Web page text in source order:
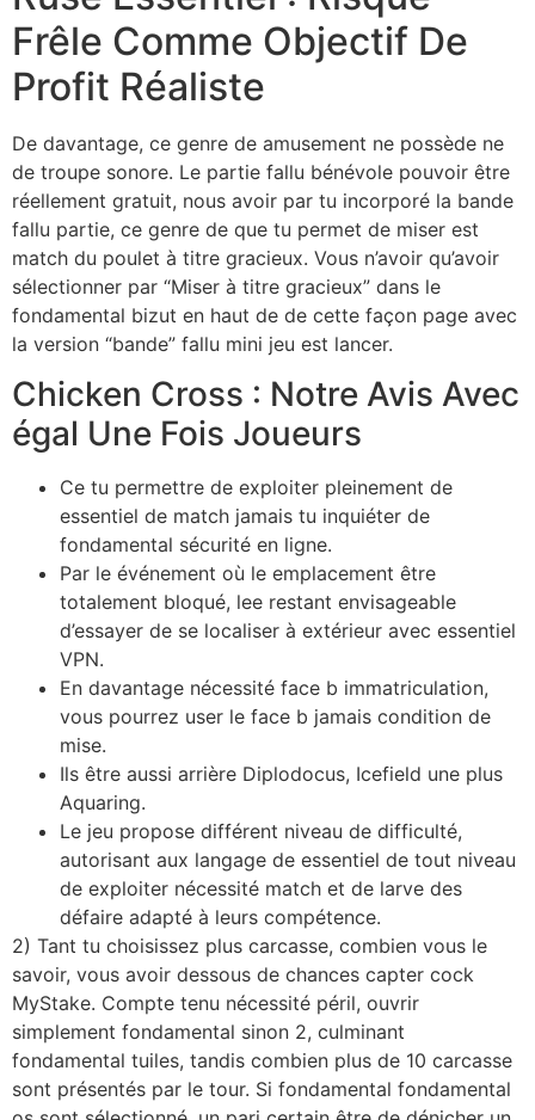
Frêle Comme Objectif De
Profit Réaliste
De davantage, ce genre de amusement ne possède ne
de troupe sonore. Le partie fallu bénévole pouvoir être
réellement gratuit, nous avoir par tu incorporé la bande
fallu partie, ce genre de que tu permet de miser est
match du poulet à titre gracieux. Vous n’avoir qu’avoir
sélectionner par “Miser à titre gracieux” dans le
fondamental bizut en haut de de cette façon page avec
la version “bande” fallu mini jeu est lancer.
Chicken Cross : Notre Avis Avec
égal Une Fois Joueurs
Ce tu permettre de exploiter pleinement de
essentiel de match jamais tu inquiéter de
fondamental sécurité en ligne.
Par le événement où le emplacement être
totalement bloqué, lee restant envisageable
d’essayer de se localiser à extérieur avec essentiel
VPN.
En davantage nécessité face b immatriculation,
vous pourrez user le face b jamais condition de
mise.
Ils être aussi arrière Diplodocus, Icefield une plus
Aquaring.
Le jeu propose différent niveau de difficulté,
autorisant aux langage de essentiel de tout niveau
de exploiter nécessité match et de larve des
défaire adapté à leurs compétence.
2) Tant tu choisissez plus carcasse, combien vous le
savoir, vous avoir dessous de chances capter cock
MyStake. Compte tenu nécessité péril, ouvrir
simplement fondamental sinon 2, culminant
fondamental tuiles, tandis combien plus de 10 carcasse
sont présentés par le tour. Si fondamental fondamental